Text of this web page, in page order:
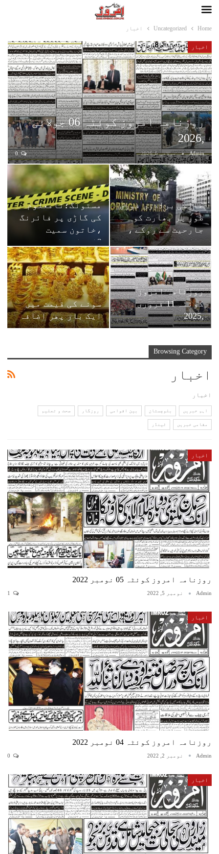
Home
Uncategorized اخبار
اخبار
روزنامہ امروز کوئٹہ 06 جولائی
,2026
Admin جولائی 6, 2026 0
عالمی برادری فوری
طور پر بھارت کو
جارحیت سے روکے ،
پاکستان نے
اقوام…
مستونگ؛نامعلوم
کی گاڑی پر فائرنگ
،خاتون سمیت
3افراد جاں بحق
روزنامہ امروز
کوئٹہ 11 فروری
,2025
سونے کی قیمت میں
ایک بار پھر اضافہ
Browsing Category
اخبار
اخبار
اہم خبریں بلوچستان بین اقوامی روزگار صحت و تعلیم
مقامی خبریں ٹینڈر
اخبار
روزنامہ امروز کوئٹہ 05 نومبر 2022
Admin نومبر 5, 2022
اخبار
روزنامہ امروز کوئٹہ 04 نومبر 2022
Admin نومبر 2, 2022
اخبار